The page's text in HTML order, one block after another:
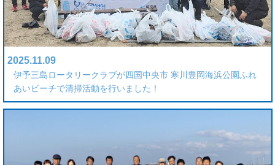
2025.11.09
伊予三島ロータリークラブが四国中央市 寒川豊岡海浜公園ふれ
あいビーチで清掃活動を行いました！